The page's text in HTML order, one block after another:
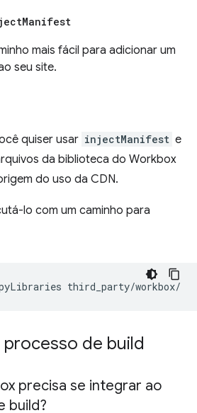
Manifest
mais fácil para adicionar um
seu site.
quiser usar injectManifest e
da biblioteca do Workbox
do uso da CDN.
lo com um caminho para
de build
precisa se integrar ao
build?